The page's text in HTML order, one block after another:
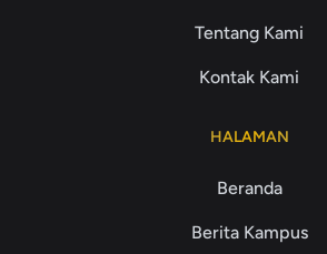
Tentang Kami
Kontak Kami
HALAMAN
Beranda
Berita Kampus